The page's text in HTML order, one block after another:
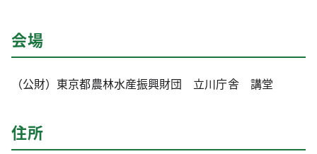
会場
（公財）東京都農林水産振興財団 立川庁舎 講堂
住所